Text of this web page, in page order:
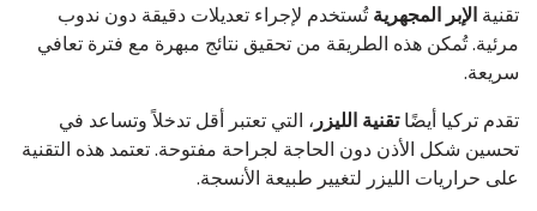
تقنية الإبر المجهريةتُستخدم لإجراء تعديلات دقيقة دون ندوب
مرئية. تُمكن هذه الطريقة من تحقيق نتائج مبهرة مع فترة تعافي
سريعة.
تقدم تركيا أيضًاتقنية الليزر، التي تعتبر أقل تدخلاً وتساعد في
تحسين شكل الأذن دون الحاجة لجراحة مفتوحة. تعتمد هذه التقنية
على حراريات الليزر لتغيير طبيعة الأنسجة.